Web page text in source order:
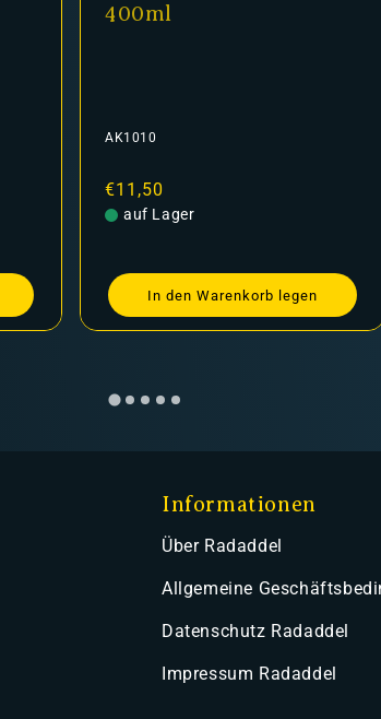
400ml
AK1010
Normaler
Preis
€11,50
auf Lager
In den Warenkorb legen
Informationen
Über Radaddel
Allgemeine
Datenschutz Radaddel
Impressum Radaddel